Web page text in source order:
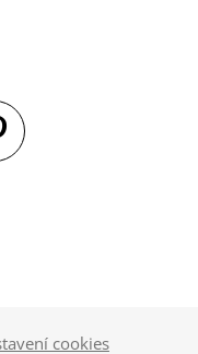
cookies